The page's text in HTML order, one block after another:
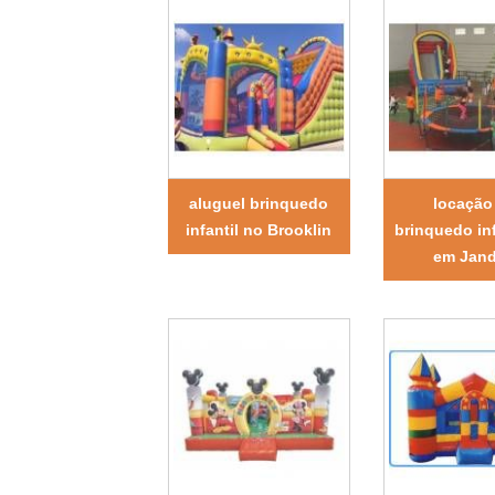
aluguel brinquedo
infantil no Brooklin
brinquedo
em